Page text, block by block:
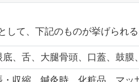
して、下記のものが挙げられる
底、舌、大腿骨頭、口蓋、鼓膜
収縮、鍼灸時、化粧品、マッ